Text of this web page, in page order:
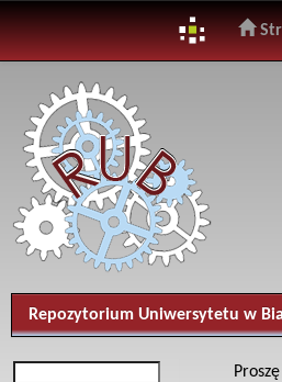
navigation
Repozytorium Uniwersytetu w